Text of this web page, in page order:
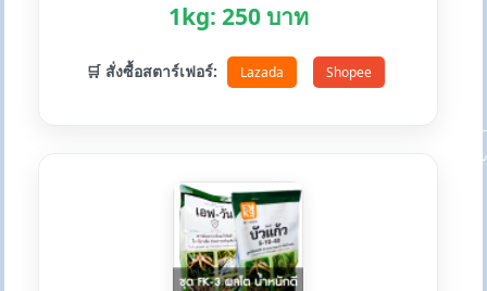
1kg: 250 บาท
🛒 สั่งซื้อสตาร์เฟอร์: Lazada Shopee